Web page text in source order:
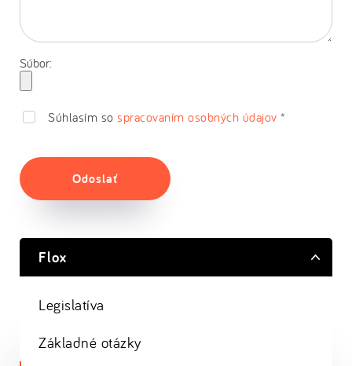
Súbor:
Súhlasím so spracovaním osobných údajov *
Odoslať
Flox
Legislatíva
Základné otázky